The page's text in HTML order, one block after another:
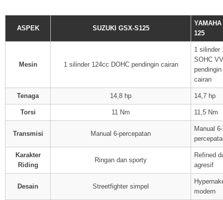
ASPEK SUZUKI GSX-S125
YAMAHA
125
Mesin 1 silinder 124cc DOHC pendingin cairan
1 silinder
SOHC
pendingin
cairan
Tenaga 14,8 hp 14,7 hp
Torsi 11 Nm 11,5 Nm
Transmisi Manual 6-percepatan
Manual 6-
Karakter
Riding
Ringan dan sporty
Refined
agresif
Desain Streetfighter simpel
modern